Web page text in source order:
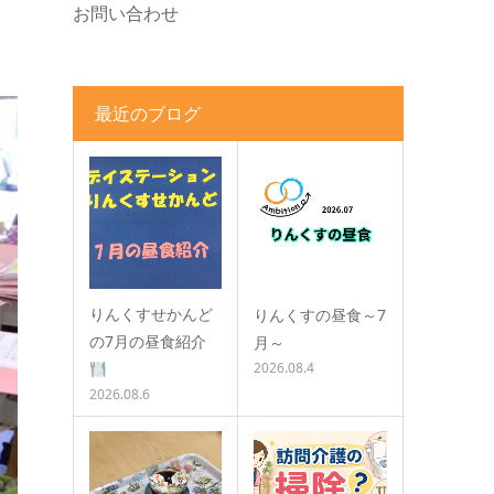
お問い合わせ
最近のブログ
りんくすせかんど
の7月の昼食紹介
2026.08.6
りんくすの昼食～7
月～
2026.08.4